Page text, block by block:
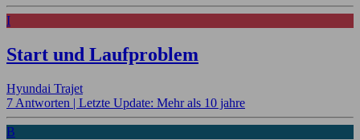
I
Start und Laufproblem
Hyundai Trajet
7 Antworten | Letzte Update: Mehr als 10 jahre
B